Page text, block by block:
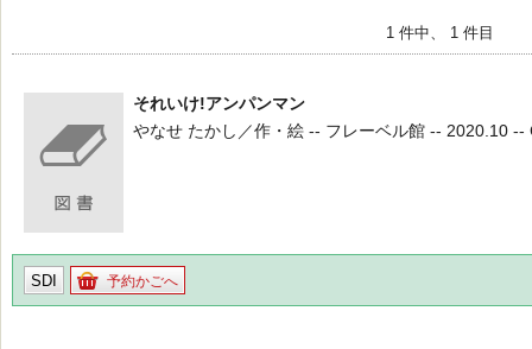
1 件中、 1 件目
それいけ!アンパンマン
やなせ たかし／作・絵 -- フレーベル館 -- 2020.10 --
SDI 予約かごへ